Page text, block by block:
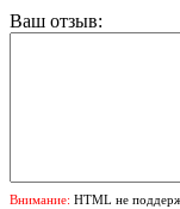
Ваш отзыв:
Внимание: HTML не